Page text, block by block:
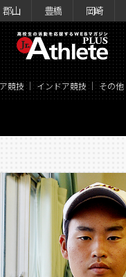
郡山 豊橋 岡崎
競技 インドア競技 その他